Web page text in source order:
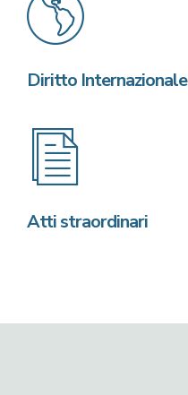
Diritto Internazionale
Atti straordinari